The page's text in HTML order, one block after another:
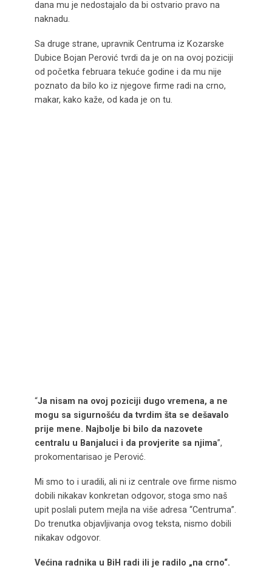
dana mu je nedostajalo da bi ostvario pravo na
naknadu.
Sa druge strane, upravnik Centruma iz Kozarske
Dubice Bojan Perović tvrdi da je on na ovoj poziciji
od početka februara tekuće godine i da mu nije
poznato da bilo ko iz njegove firme radi na crno,
makar, kako kaže, od kada je on tu.
“Ja nisam na ovoj poziciji dugo vremena, a ne
mogu sa sigurnošću da tvrdim šta se dešavalo
prije mene. Najbolje bi bilo da nazovete
centralu u Banjaluci i da provjerite sa njima”,
prokomentarisao je Perović.
Mi smo to i uradili, ali ni iz centrale ove firme nismo
dobili nikakav konkretan odgovor, stoga smo naš
upit poslali putem mejla na više adresa “Centruma”.
Do trenutka objavljivanja ovog teksta, nismo dobili
nikakav odgovor.
Većina radnika u BiH radi ili je radilo „na crno“.